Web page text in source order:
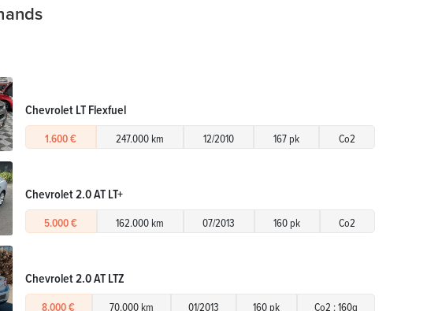
Chevrolet LT Flexfuel
1.600 € 247.000 km 12/2010 167 pk Co2
Chevrolet 2.0 AT LT+
5.000 € 162.000 km 07/2013 160 pk Co2
Chevrolet 2.0 AT LTZ
8.000 € 70.000 km 01/2013 160 pk Co2 : 160g